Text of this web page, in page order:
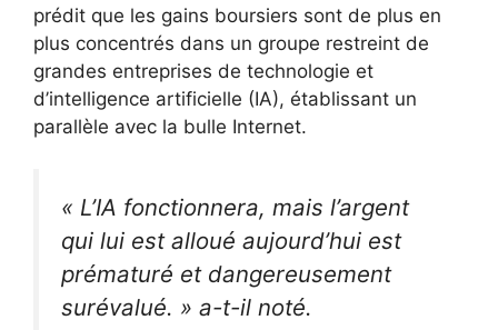
prédit que les gains boursiers sont de plus en
plus concentrés dans un groupe restreint de
grandes entreprises de technologie et
d’intelligence artificielle (IA), établissant un
parallèle avec la bulle Internet.
« L’IA fonctionnera, mais l’argent
qui lui est alloué aujourd’hui est
prématuré et dangereusement
surévalué. » a-t-il noté.